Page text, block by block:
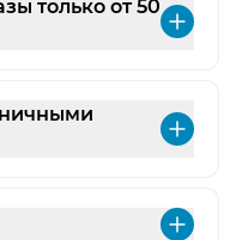
только от 50